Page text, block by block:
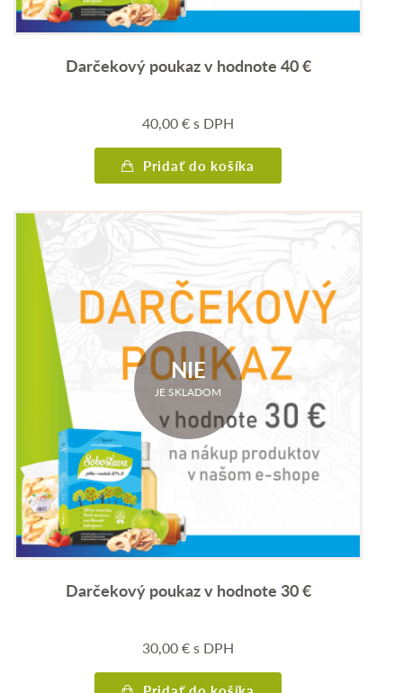
Darčekový poukaz v hodnote 40 €
40,00€s DPH
Pridať do košíka
NIE
JE SKLADOM
Darčekový poukaz v hodnote 30 €
30,00€s DPH